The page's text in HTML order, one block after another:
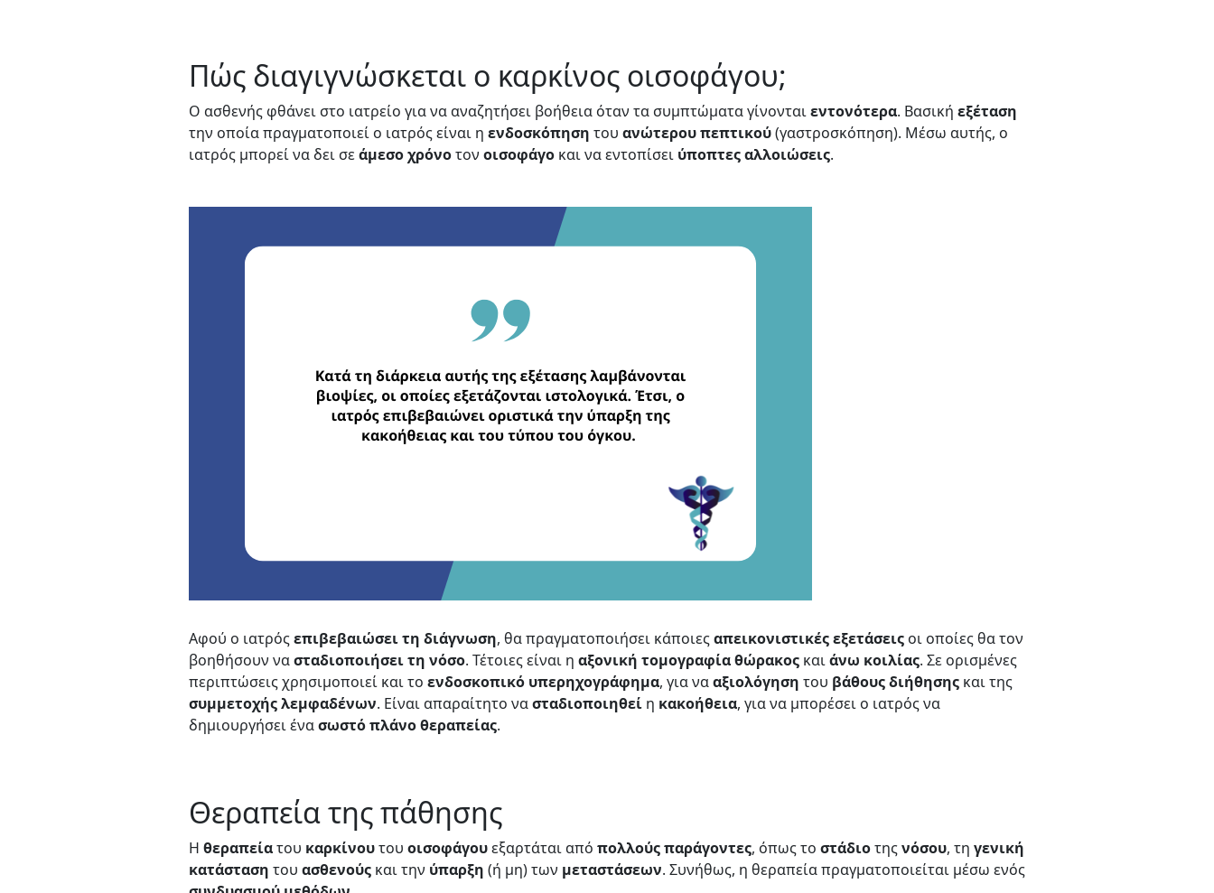
Πώς διαγιγνώσκεται ο καρκίνος οισοφάγου;
Ο ασθενής φθάνει στο ιατρείο για να αναζητήσει βοήθεια όταν τα συμπτώματα γίνονταιεντονότερα. Βασική εξέταση
την οποία πραγματοποιεί ο ιατρός είναι η ενδοσκόπηση του ανώτερουπεπτικού(γαστροσκόπηση). Μέσω αυτής, ο
ιατρός μπορεί να δει σεάμεσοχρόνοτον οισοφάγο και να εντοπίσει ύποπτεςαλλοιώσεις.
Αφού ο ιατρόςεπιβεβαιώσει τη διάγνωση, θα πραγματοποιήσει κάποιεςαπεικονιστικέςεξετάσεις οι οποίες θα τον
βοηθήσουν νασταδιοποιήσει τη νόσο. Τέτοιες είναι η αξονική τομογραφίαθώρακος καιάνω κοιλίας. Σε ορισμένες
περιπτώσεις χρησιμοποιεί και το ενδοσκοπικό υπερηχογράφημα, για νααξιολόγηση του βάθουςδιήθησης και της
συμμετοχήςλεμφαδένων. Είναι απαραίτητο νασταδιοποιηθεί η κακοήθεια, για να μπορέσει ο ιατρός να
δημιουργήσει ένασωστόπλάνοθεραπείας.
Θεραπεία της πάθησης
Η θεραπείατου καρκίνουτου οισοφάγουεξαρτάται από πολλούςπαράγοντες, όπως το στάδιοτηςνόσου, τη γενική
κατάσταση του ασθενούς και την ύπαρξη (ή μη) των μεταστάσεων. Συνήθως, η θεραπεία πραγματοποιείται μέσω ενός